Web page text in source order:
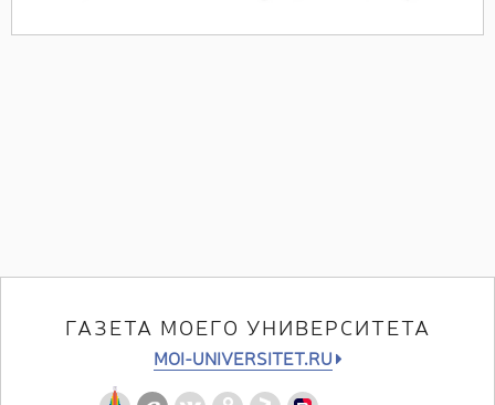
ГАЗЕТА МОЕГО УНИВЕРСИТЕТА
MOI-UNIVERSITET.RU